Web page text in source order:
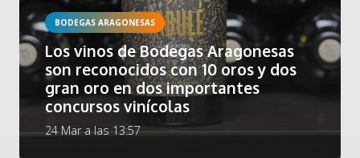
BODEGAS ARAGONESAS
Los vinos de Bodegas Aragonesas
son reconocidos con 10 oros y dos
gran oro en dos importantes
concursos vinícolas
24 Mar a las 13:57